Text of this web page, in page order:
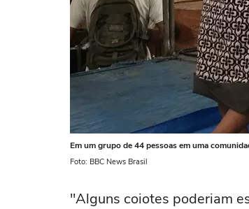
Em um grupo de 44 pessoas em uma
Foto: BBC News Brasil
"Alguns coiotes poderiam